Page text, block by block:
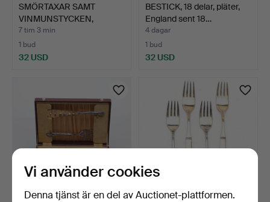
SMÖRTAXAR SAMT
VINMUNSTYCKEN,
nysilver, 6 …
7 tim 3 min
1 bud
32 USD
BESTICK, 18 delar, pläter,
England sent 18…
4 dagar
1 bud
32 USD
Vi använder cookies
Denna tjänst är en del av Auctionet-plattformen.